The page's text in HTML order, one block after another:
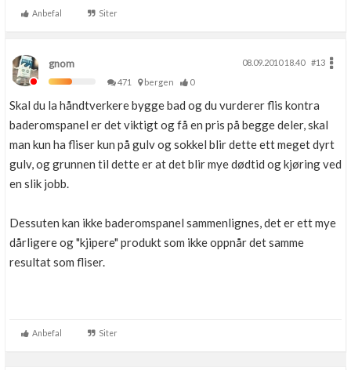
Anbefal Siter
gnom 08.09.2010 18.40
#13
471
bergen 0
Skal du la håndtverkere bygge bad og du vurderer flis kontra
baderomspanel er det viktigt og få en pris på begge deler, skal
man kun ha fliser kun på gulv og sokkel blir dette ett meget dyrt
gulv, og grunnen til dette er at det blir mye dødtid og kjøring ved
en slik jobb.
Dessuten kan ikke baderomspanel sammenlignes, det er ett mye
dårligere og "kjipere" produkt som ikke oppnår det samme
resultat som fliser.
Anbefal Siter